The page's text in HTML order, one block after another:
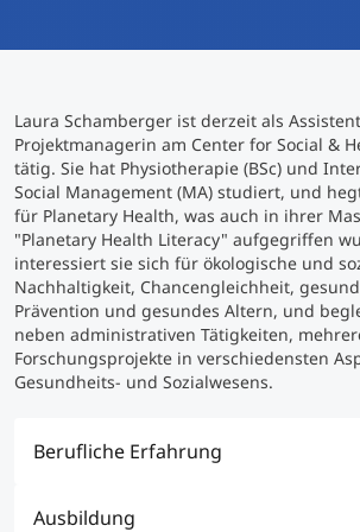
Studienberatung
Study Finder Bachelor/
Forschung am MCI
Micro Degrees
Micro Credentials
Masterclasses
Management-Seminare
Laura Schamberger ist derzeit als
Projektmanagerin am Center for Social &
tätig. Sie hat Physiotherapie (BSc) und
Social Management (MA) studiert, und
für Planetary Health, was auch in ihrer
"Planetary Health Literacy" aufgegriffen
interessiert sie sich für ökologische und
Nachhaltigkeit, Chancengleichheit,
Prävention und gesundes Altern, und
neben administrativen Tätigkeiten,
Forschungsprojekte in verschiedensten
Gesundheits- und Sozialwesens.
Berufliche Erfahrung
Ausbildung